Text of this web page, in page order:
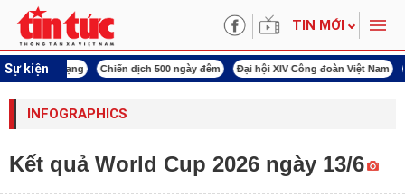
TIN MỚI
Sự kiện
mạng Chiến dịch 500 ngày đêm Đại hội XIV Công đoàn Việt Nam
INFOGRAPHICS
Kết quả World Cup 2026 ngày 13/6